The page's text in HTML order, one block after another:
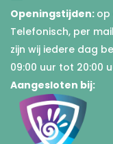
Openingstijden: op
Telefonisch, per
zijn wij iedere dag
09:00 uur tot 20:00
Aangesloten bij: